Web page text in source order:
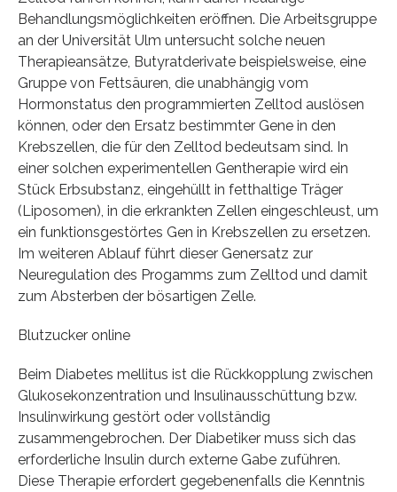
Behandlungsmöglichkeiten eröffnen. Die Arbeitsgruppe
an der Universität Ulm untersucht solche neuen
Therapieansätze, Butyratderivate beispielsweise, eine
Gruppe von Fettsäuren, die unabhängig vom
Hormonstatus den programmierten Zelltod auslösen
können, oder den Ersatz bestimmter Gene in den
Krebszellen, die für den Zelltod bedeutsam sind. In
einer solchen experimentellen Gentherapie wird ein
Stück Erbsubstanz, eingehüllt in fetthaltige Träger
(Liposomen), in die erkrankten Zellen eingeschleust, um
ein funktionsgestörtes Gen in Krebszellen zu ersetzen.
Im weiteren Ablauf führt dieser Genersatz zur
Neuregulation des Progamms zum Zelltod und damit
zum Absterben der bösartigen Zelle.
Blutzucker online
Beim Diabetes mellitus ist die Rückkopplung zwischen
Glukosekonzentration und Insulinausschüttung bzw.
Insulinwirkung gestört oder vollständig
zusammengebrochen. Der Diabetiker muss sich das
erforderliche Insulin durch externe Gabe zuführen.
Diese Therapie erfordert gegebenenfalls die Kenntnis